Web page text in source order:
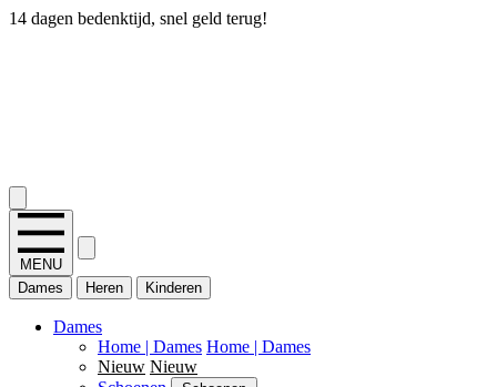
14 dagen bedenktijd, snel geld terug!
MENU
Dames
Heren Kinderen
Dames
Home | Dames Home | Dames
Nieuw Nieuw